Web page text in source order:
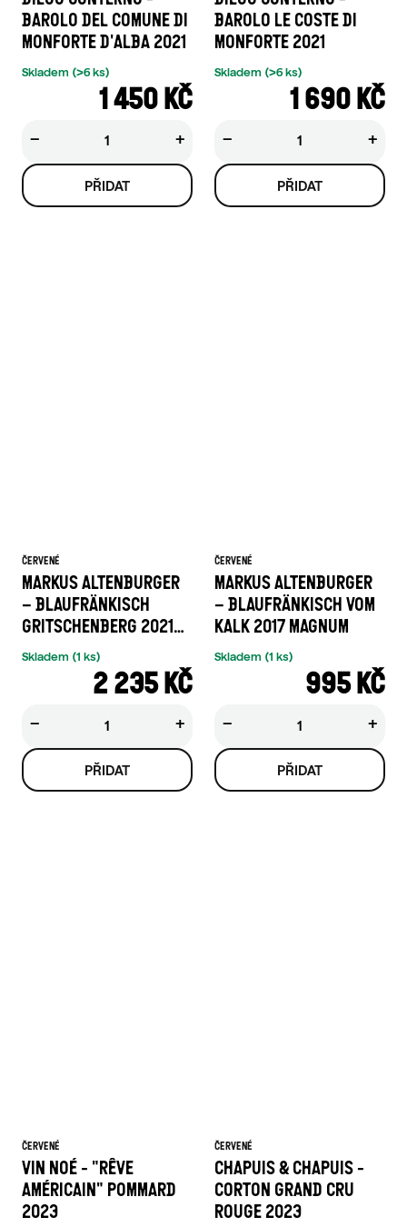
BAROLO DEL COMUNE DI
MONFORTE D'ALBA 2021
1 450 KČ
Skladem (>6 ks)
+
−
BAROLO LE COSTE DI
MONFORTE 2021
1 690 KČ
Skladem (>6 ks)
+
−
ČERVENÉ
MARKUS ALTENBURGER
– BLAUFRÄNKISCH
GRITSCHENBERG 2021
1,5 L
2 235 KČ
Skladem (1 ks)
+
−
ČERVENÉ
MARKUS ALTENBURGER
– BLAUFRÄNKISCH VOM
KALK 2017 MAGNUM
995 KČ
Skladem (1 ks)
+
−
ČERVENÉ
VIN NOÉ - "RÊVE
AMÉRICAIN" POMMARD
2023
ČERVENÉ
CHAPUIS & CHAPUIS -
CORTON GRAND CRU
ROUGE 2023